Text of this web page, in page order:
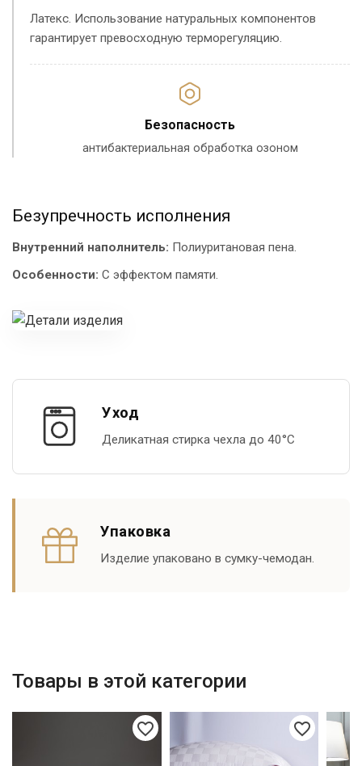
Латекс. Использование натуральных компонентов
гарантирует превосходную терморегуляцию.
Безопасность
антибактериальная обработка озоном
Безупречность исполнения
Внутренний наполнитель: Полиуритановая пена.
Особенности: С эффектом памяти.
Уход
Деликатная стирка чехла до 40°С
Упаковка
Изделие упаковано в сумку-чемодан.
Товары в этой категории
favorite_border favorite_border